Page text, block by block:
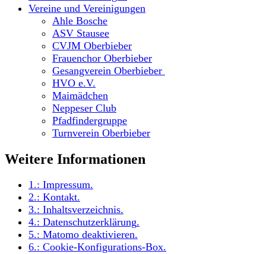
Vereine und Vereinigungen
Ahle Bosche
ASV Stausee
CVJM Oberbieber
Frauenchor Oberbieber
Gesangverein Oberbieber
HVO e.V.
Maimädchen
Neppeser Club
Pfadfindergruppe
Turnverein Oberbieber
Weitere Informationen
1.: Impressum.
2.: Kontakt.
3.: Inhaltsverzeichnis.
4.: Datenschutzerklärung.
5.: Matomo deaktivieren.
6.: Cookie-Konfigurations-Box.